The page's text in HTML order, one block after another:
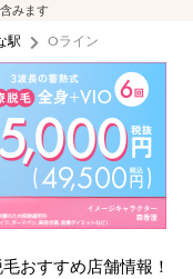
みます
駅 Oライン
おすすめ店舗情報！